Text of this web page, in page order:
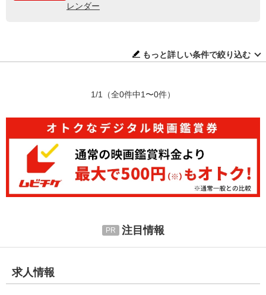
レンダー
もっと詳しい条件で絞り込む
1/1 （全0件中1〜0件）
注目情報
求人情報